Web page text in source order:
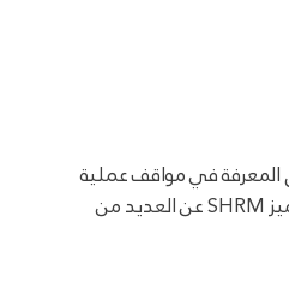
المعرفة في مواقف عملية
وليس الحفظ فقط، وهو ما يميز SHRM عن العديد من